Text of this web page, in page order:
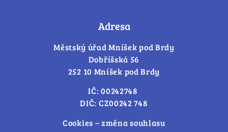
Adresa
Městský úřad Mníšek pod Brdy
Dobříšská 56
252 10 Mníšek pod Brdy
IČ: 00242748
DIČ: CZ00242 748
Cookies – změna souhlasu